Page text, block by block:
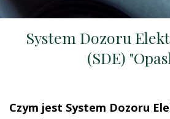
System Dozoru
(SDE)
Czym jest System Dozoru